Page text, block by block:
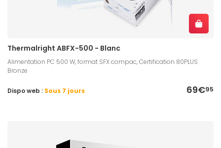
Thermalright ABFX-500 - Blanc
Alimentation PC 500 W, format SFX compac, Certification 80PLUS
Bronze
69€95
Dispo web : Sous 7 jours